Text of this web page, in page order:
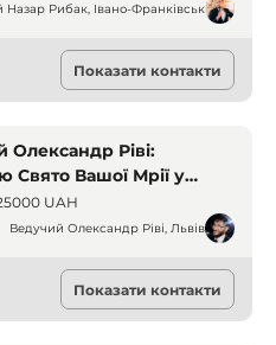
та професійним
Назар Рибак, Івано-Франківськ
Показати контакти
Олександр Ріві:
Свято Вашої Мрії у
UAH
Ведучий Олександр Ріві, Львів
Показати контакти